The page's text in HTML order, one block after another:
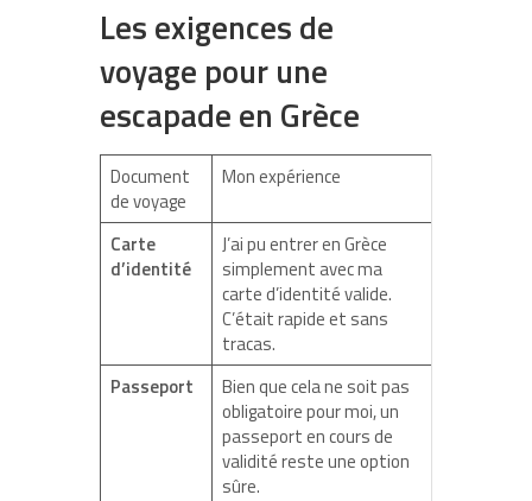
Les exigences de
voyage pour une
escapade en Grèce
Document
de voyage
Mon expérience
Carte
d’identité
J’ai pu entrer en Grèce
simplement avec ma
carte d’identité valide.
C’était rapide et sans
tracas.
Passeport
Bien que cela ne soit pas
obligatoire pour moi, un
passeport en cours de
validité reste une option
sûre.